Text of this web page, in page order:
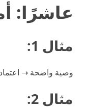
عاشرًا:
مثال 1:
وصية واضحة → اعتماد
مثال 2: